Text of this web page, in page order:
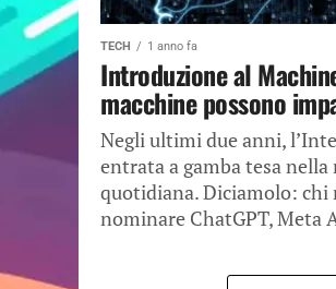
TECH 1 anno fa
Introduzione al
macchine possono
Negli ultimi due anni,
entrata a gamba tesa
quotidiana. Diciamolo:
nominare ChatGPT, Meta